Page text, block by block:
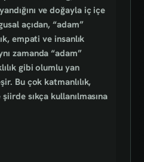
ve doğayla iç içe
açıdan, “adam”
empati ve insanlık
zamanda “adam”
gibi olumlu yan
Bu çok katmanlılık,
sıkça kullanılmasına